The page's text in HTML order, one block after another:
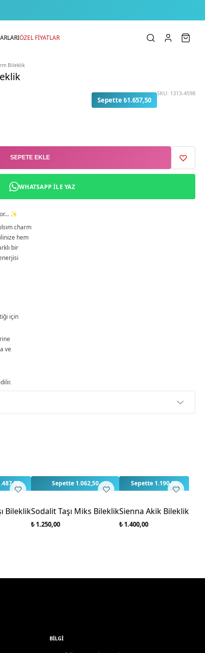
ÖZEL FİYATLAR
Bileklik
Sepette ₺1.657,50
SKU: 1313-4598
SEPETE EKLE
WHATSAPP ILE YAZ
✨
charm
hem
bir
için
ve
yapılmamış. İlk yorumu siz yapın!
Bileklik
Sepette 1.062,50
Sodalit Taşı Miks Bileklik
₺ 1.250,00
Sepette 1.190,00
Sienna Akik Bileklik
₺ 1.400,00
BILGI